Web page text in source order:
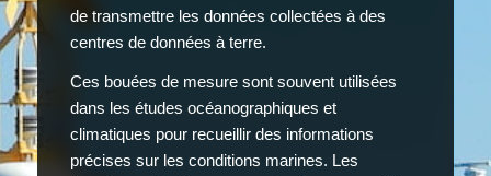
de transmettre les données collectées à des
centres de données à terre.
Ces bouées de mesure sont souvent utilisées
dans les études océanographiques et
climatiques pour recueillir des informations
précises sur les conditions marines. Les